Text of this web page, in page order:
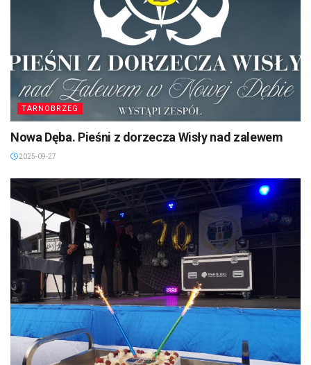
TARNOBRZEG
Nowa Dęba. Pieśni z dorzecza Wisły nad zalewem
2025-09-27